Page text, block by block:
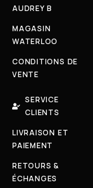
AUDREY B
MAGASIN
WATERLOO
CONDITIONS DE
VENTE
SERVICE
CLIENTS
LIVRAISON ET
PAIEMENT
RETOURS &
ÉCHANGES